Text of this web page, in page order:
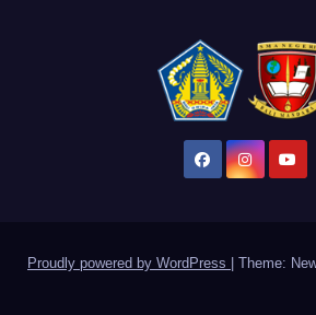
Proudly powered by WordPress | Theme: